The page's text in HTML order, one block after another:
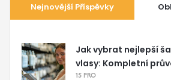
Nejnovější Příspěvky
Jak vybrat nejlepší
vlasy: Kompletní
15 PRO